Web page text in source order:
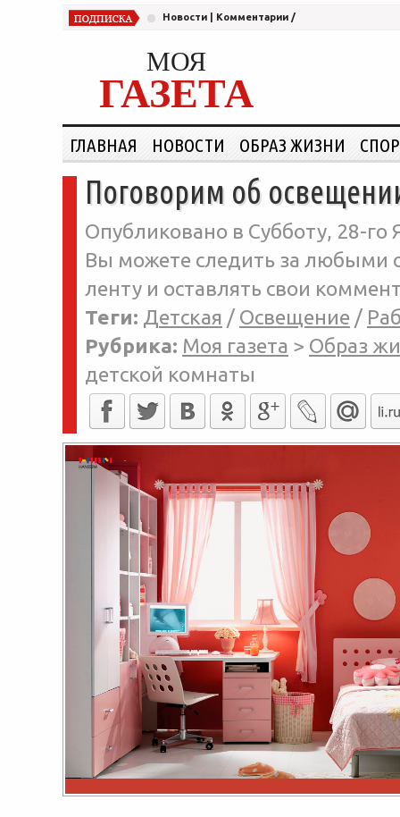
Новости Комментарии /
МОЯ
ГАЗЕТА
ГЛАВНАЯ НОВОСТИ ОБРАЗ ЖИЗНИ
Поговорим об
Опубликовано в Субботу, 28-го
Вы можете следить за любыми
ленту и оставлять свои
Теги: Детская / Освещение /
Рубрика: Моя газета > Образ
детской комнаты